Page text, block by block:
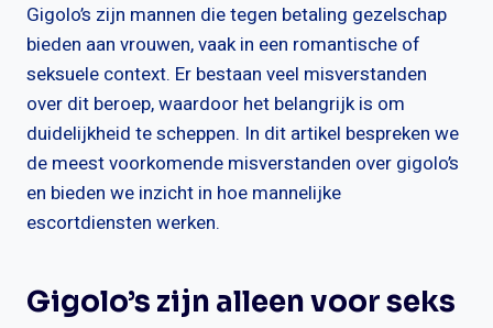
Gigolo’s zijn mannen die tegen betaling gezelschap
bieden aan vrouwen, vaak in een romantische of
seksuele context. Er bestaan veel misverstanden
over dit beroep, waardoor het belangrijk is om
duidelijkheid te scheppen. In dit artikel bespreken we
de meest voorkomende misverstanden over gigolo’s
en bieden we inzicht in hoe mannelijke
escortdiensten werken.
Gigolo’s zijn alleen voor seks